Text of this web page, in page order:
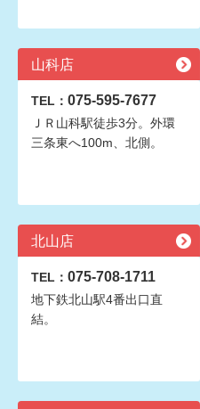
山科店
TEL： 075-595-7677
ＪＲ山科駅徒歩3分。外環
三条東へ100m、北側。
北山店
TEL： 075-708-1711
地下鉄北山駅4番出口直
結。